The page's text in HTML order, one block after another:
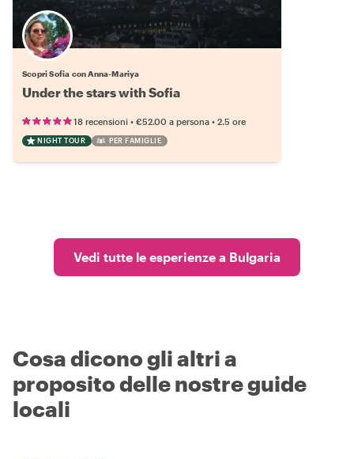
Scopri Sofia con Anna-Mariya
Under the stars with Sofia
18 recensioni • €52.00 a persona • 2.5 ore
NIGHT TOUR PER FAMIGLIE
Vedi tutte le esperienze a Bulgaria
Cosa dicono gli altri a
proposito delle nostre guide
locali